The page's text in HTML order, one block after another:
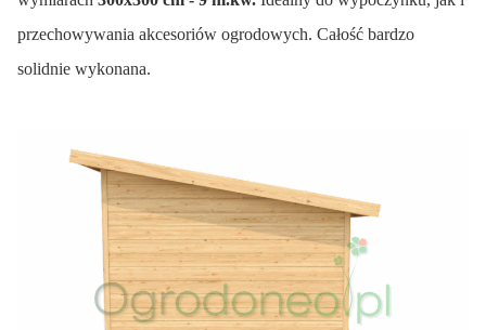
przechowywania akcesoriów ogrodowych. Całość bardzo
solidnie wykonana.